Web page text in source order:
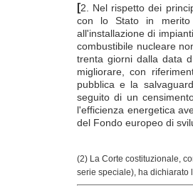
[2. Nel rispetto dei
con lo Stato in merito
all'installazione di
combustibile nucleare
trenta giorni dalla data
migliorare, con
pubblica e la
seguito di un
l'efficienza energetica
del Fondo europeo di
(2) La Corte costituzionale,
serie speciale), ha